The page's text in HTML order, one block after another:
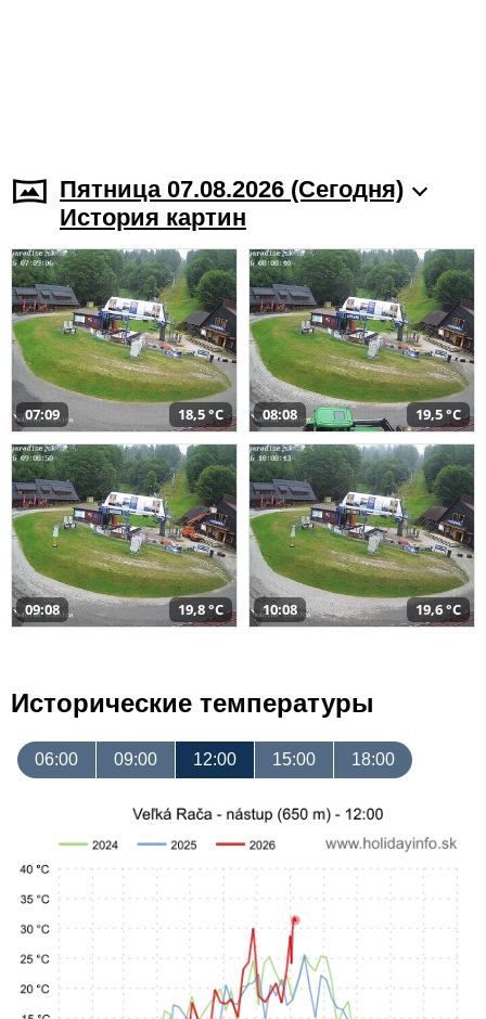
Пятница 07.08.2026 (Cегодня)
История картин
07:09 18,5 °C 08:08 19,5 °C
09:08 19,8 °C 10:08 19,6 °C
Исторические температуры
06:00 09:00 12:00 15:00 18:00